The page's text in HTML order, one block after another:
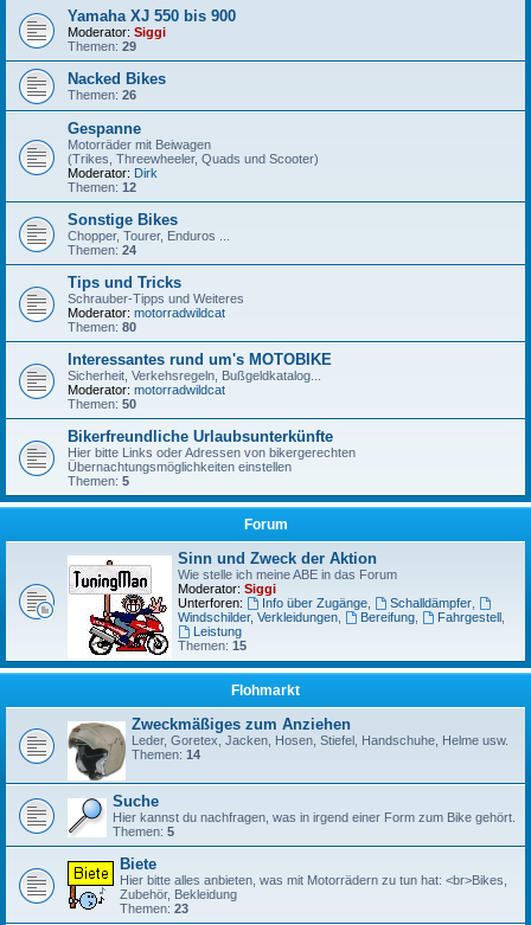
Yamaha XJ 550 bis 900
Moderator: Siggi
Themen: 29
Nacked Bikes
Themen: 26
Gespanne
Motorräder mit Beiwagen
(Trikes, Threewheeler, Quads und Scooter)
Moderator: Dirk
Themen: 12
Sonstige Bikes
Chopper, Tourer, Enduros ...
Themen: 24
Tips und Tricks
Schrauber-Tipps und Weiteres
Moderator: motorradwildcat
Themen: 80
Interessantes rund um's MOTOBIKE
Sicherheit, Verkehsregeln, Bußgeldkatalog...
Moderator: motorradwildcat
Themen: 50
Bikerfreundliche Urlaubsunterkünfte
Hier bitte Links oder Adressen von bikergerechten
Übernachtungsmöglichkeiten einstellen
Themen: 5
Forum
Sinn und Zweck der Aktion
Wie stelle ich meine ABE in das Forum
Moderator: Siggi
Unterforen:
Info über Zugänge, Schalldämpfer,
Windschilder, Verkleidungen
Bereifung, Fahrgestell,
Leistung
Themen: 15
Flohmarkt
Zweckmäßiges zum Anziehen
Leder, Goretex, Jacken, Hosen, Stiefel, Handschuhe, Helme usw.
Themen: 14
Suche
Hier kannst du nachfragen, was in irgend einer Form zum Bike gehört.
Themen: 5
Biete
Hier bitte alles anbieten, was mit Motorrädern zu tun hat: <br>Bikes,
Zubehör, Bekleidung
Themen: 23